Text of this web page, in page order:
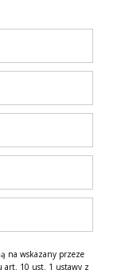
na wskazany przeze
art. 10 ust. 1 ustawy z